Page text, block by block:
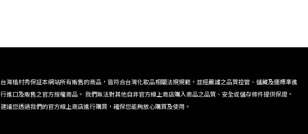
台灣植村秀保証本網站所有販售的商品，皆符合台灣化妝品相關法規規範，並經嚴謹之品質控管、儲藏及運標準進
行進口及販售之官方授權商品。 我們無法對其他自非官方線上商店購入商品之品質、安全或儲存條件提供保證，
建議您透過我們的官方線上商店進行購買，確保您能夠放心購買及使用。